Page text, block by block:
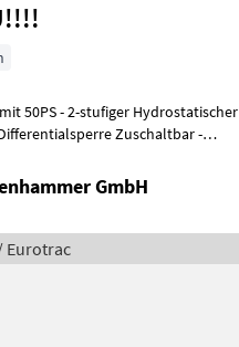
50PS - 2-stufiger Hydrostatischer
Zuschaltbar -
GmbH
Eurotrac